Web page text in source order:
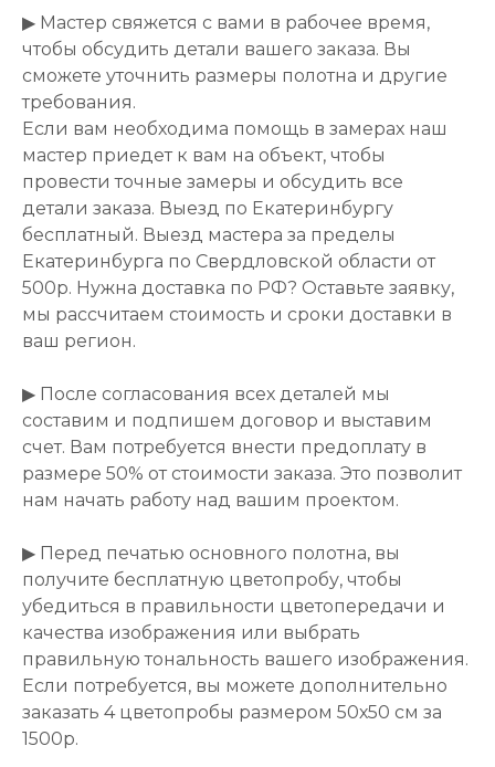
▶ Мастер свяжется с вами в рабочее время,
чтобы обсудить детали вашего заказа. Вы
сможете уточнить размеры полотна и другие
требования.
Если вам необходима помощь в замерах наш
мастер приедет к вам на объект, чтобы
провести точные замеры и обсудить все
детали заказа. Выезд по Екатеринбургу
бесплатный. Выезд мастера за пределы
Екатеринбурга по Свердловской области от
500р. Нужна доставка по РФ? Оставьте заявку,
мы рассчитаем стоимость и сроки доставки в
ваш регион.
▶ После согласования всех деталей мы
составим и подпишем договор и выставим
счет. Вам потребуется внести предоплату в
размере 50% от стоимости заказа. Это позволит
нам начать работу над вашим проектом.
▶ Перед печатью основного полотна, вы
получите бесплатную цветопробу, чтобы
убедиться в правильности цветопередачи и
качества изображения или выбрать
правильную тональность вашего изображения.
Если потребуется, вы можете дополнительно
заказать 4 цветопробы размером 50х50 см за
1500р.